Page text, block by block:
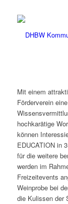
Mit einem
Förderverein
hochkarätige
können
EDUCATION in
für die weitere
werden im
Freizeitevents
Weinprobe bei
die Kulissen der